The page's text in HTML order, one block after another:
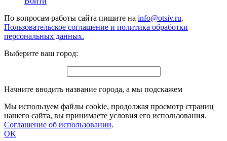
По вопросам работы сайта пишите на info@otsiv.ru.
Пользовательское соглашение и политика обработки
персональных данных.
Выберите ваш город:
Начните вводить название города, а мы подскажем
Мы используем файлы cookie, продолжая просмотр страниц
нашего сайта, вы принимаете условия его использования.
Соглашение об использовании.
OK